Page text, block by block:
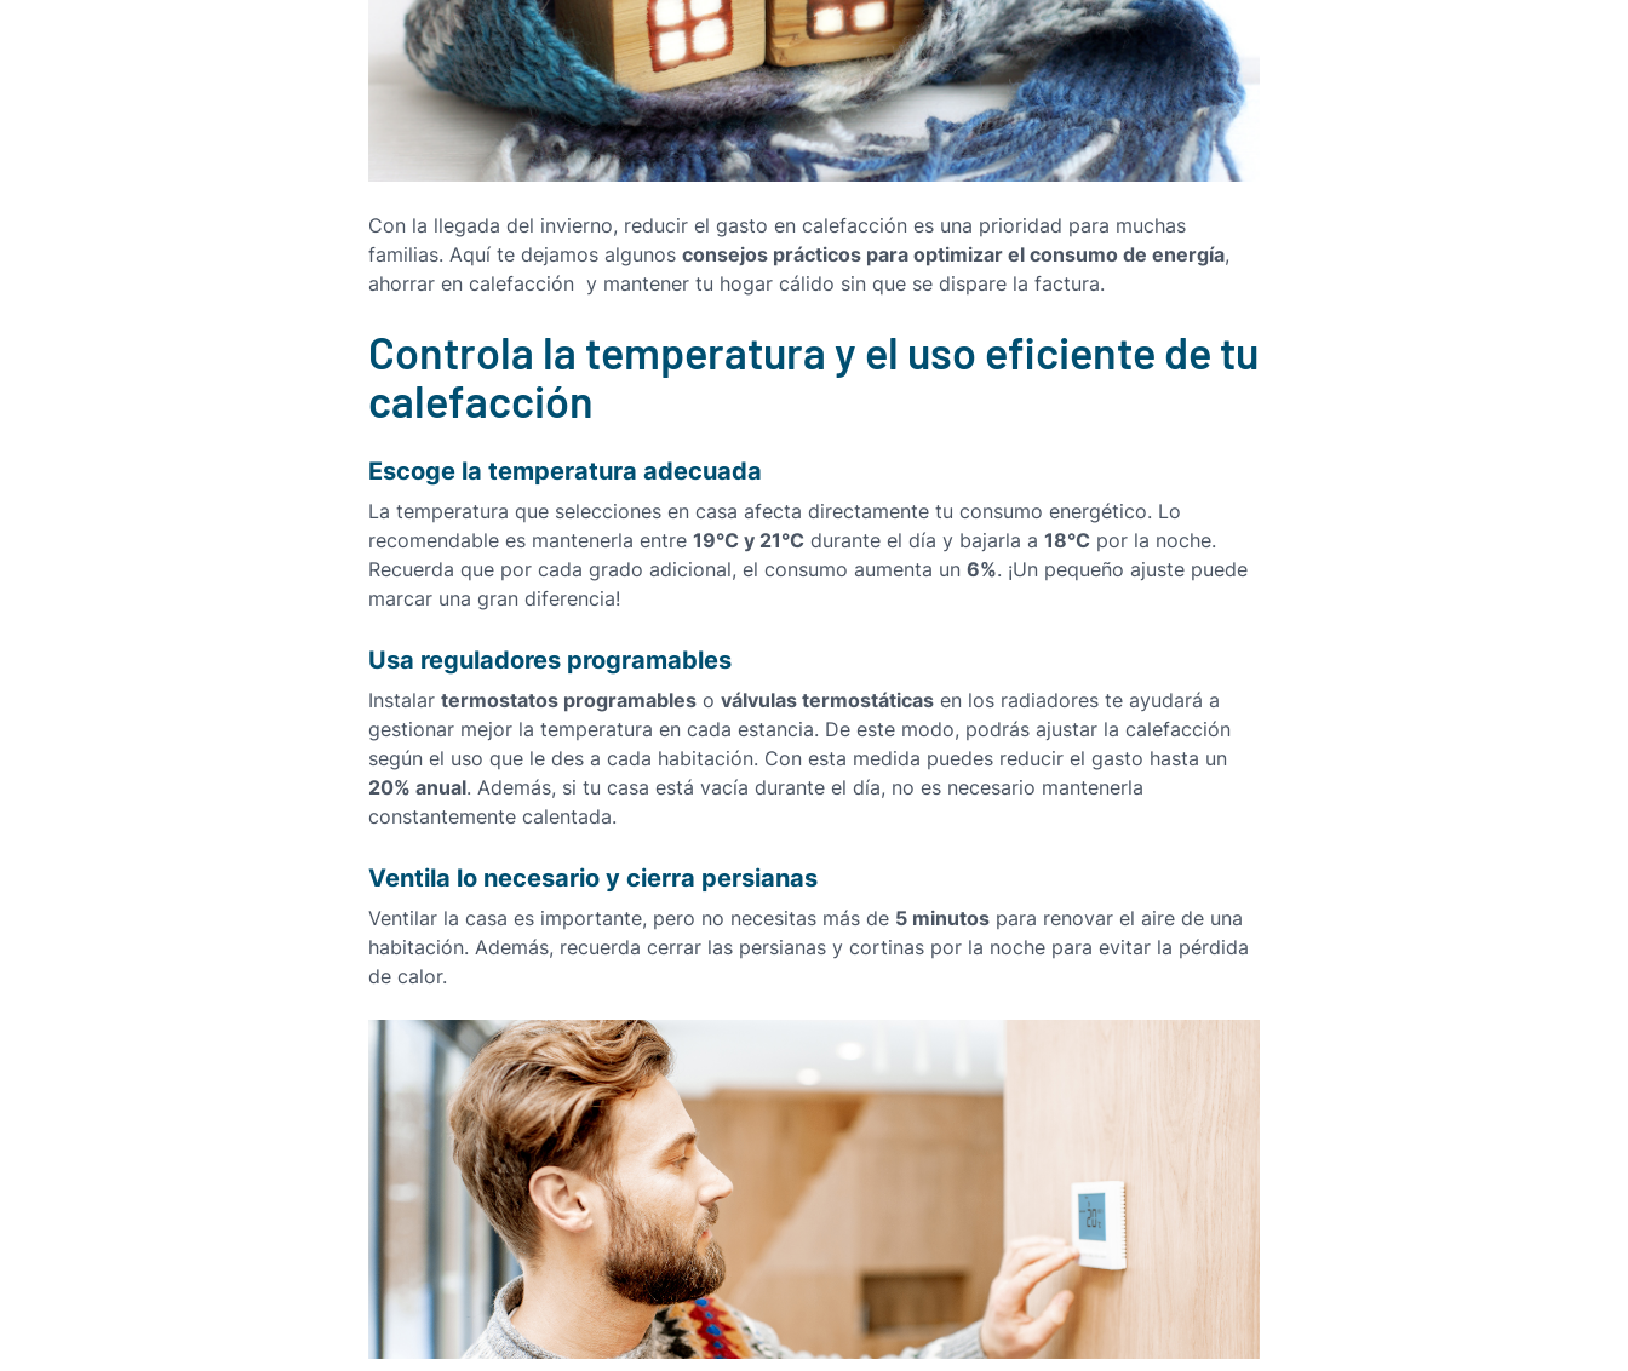
Con la llegada del invierno, reducir el gasto en calefacción es una prioridad para muchas
familias. Aquí te dejamos algunos consejos prácticos para optimizar el consumo de energía,
ahorrar en calefacción y mantener tu hogar cálido sin que se dispare la factura.
Controla la temperatura y el uso eficiente de tu
calefacción
Escoge la temperatura adecuada
La temperatura que selecciones en casa afecta directamente tu consumo energético. Lo
recomendable es mantenerla entre 19°C y 21°C durante el día y bajarla a 18°C por la noche.
Recuerda que por cada grado adicional, el consumo aumenta un 6%. ¡Un pequeño ajuste puede
marcar una gran diferencia!
Usa reguladores programables
Instalar termostatos programables o válvulas termostáticas en los radiadores te ayudará a
gestionar mejor la temperatura en cada estancia. De este modo, podrás ajustar la calefacción
según el uso que le des a cada habitación. Con esta medida puedes reducir el gasto hasta un
20% anual. Además, si tu casa está vacía durante el día, no es necesario mantenerla
constantemente calentada.
Ventila lo necesario y cierra persianas
Ventilar la casa es importante, pero no necesitas más de 5 minutos para renovar el aire de una
habitación. Además, recuerda cerrar las persianas y cortinas por la noche para evitar la pérdida
de calor.